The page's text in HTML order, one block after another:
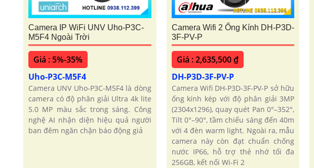
Camera IP WiFi UNV Uho-P3C-
M5F4 Ngoài Trời
Giá : 5%-35%
Uho-P3C-M5F4
Camera UNV Uho-P3C-M5F4 là dòng
camera có độ phân giải Ultra 4k lite
5.0 MP màu sắc trong sáng. Công
nghệ AI nhận diện hiệu quả người
ban đêm ngăn chặn báo động giả
Camera Wifi 2 Ống Kính DH-P3D-
3F-PV-P
Giá : 2,635,500 ₫
DH-P3D-3F-PV-P
Camera Wifi DH-P3D-3F-PV-P sở hữu
ống kính kép với độ phân giải 3MP
(2304x1296), quay quét Pan 0°–352°,
Tilt 0°–90°, tầm chiếu sáng đến 40m
với 4 đèn warm light. Ngoài ra, mẫu
camera này còn đạt chuẩn chống
nước IP66, hỗ trợ thẻ nhớ tối đa
256GB, kết nối Wi-Fi 2